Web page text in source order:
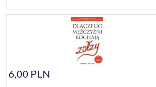
6,00 PLN